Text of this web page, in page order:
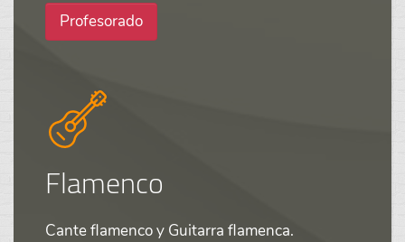
Profesorado
Flamenco
Cante flamenco y Guitarra flamenca.